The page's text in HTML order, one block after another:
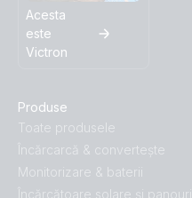
Acesta
este
Victron
Produse
Toate produsele
Încărcarcă & convertește
Monitorizare & baterii
Încărcătoare solare și panouri